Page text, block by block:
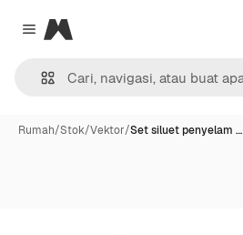
Close menu
Magnific
Rumah/Stok/Vektor/Set siluet penyelam …